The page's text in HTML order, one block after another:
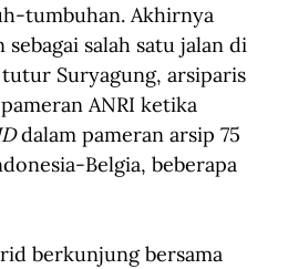
tumbuhan. Akhirnya
sebagai salah satu jalan di
tutur Suryagung, arsiparis
ANRI ketika
dalam pameran arsip 75
Belgia, beberapa
berkunjung bersama